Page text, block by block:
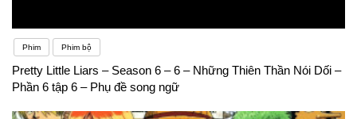
Phim Phim bộ
Pretty Little Liars – Season 6 – 6 – Những Thiên Thần Nói Dối –
Phần 6 tập 6 – Phụ đề song ngữ